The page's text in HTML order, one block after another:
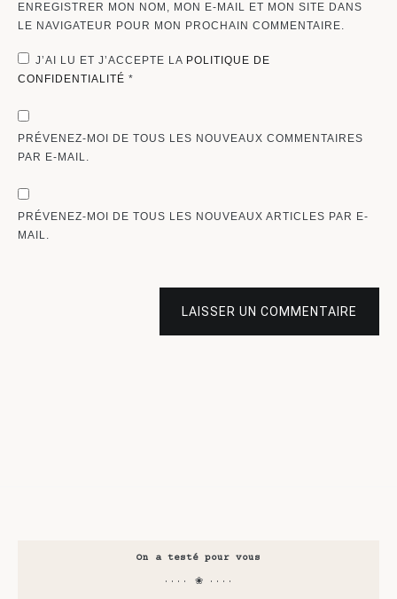
ENREGISTRER MON NOM, MON E-MAIL ET MON SITE DANS
LE NAVIGATEUR POUR MON PROCHAIN COMMENTAIRE.
J’AI LU ET J’ACCEPTE LA POLITIQUE DE
CONFIDENTIALITÉ *
PRÉVENEZ-MOI DE TOUS LES NOUVEAUX COMMENTAIRES
PAR E-MAIL.
PRÉVENEZ-MOI DE TOUS LES NOUVEAUX ARTICLES PAR E-
MAIL.
LAISSER UN COMMENTAIRE
On a testé pour vous
···· ❀ ····